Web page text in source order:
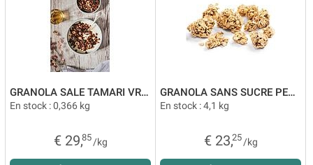
GRANOLA SALE TAMARI VRAC
En stock : 0,366 kg
€ 29,85 /kg
GRANOLA SANS SUCRE PECAN VRAC
En stock : 4,1 kg
€ 23,25 /kg